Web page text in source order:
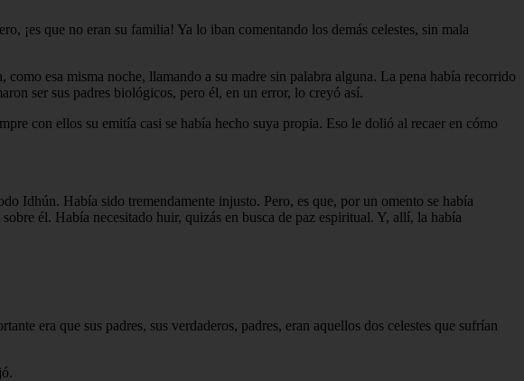
¡es que no eran su familia! Ya lo iban comentando los demás celestes, sin mala
esa misma noche, llamando a su madre sin palabra alguna. La pena había recorrido
ser sus padres biológicos, pero él, en un error, lo creyó así.
con ellos su emitía casi se había hecho suya propia. Eso le dolió al recaer en cómo
Idhún. Había sido tremendamente injusto. Pero, es que, por un omento se había
él. Había necesitado huir, quizás en busca de paz espiritual. Y, allí, la había
era que sus padres, sus verdaderos, padres, eran aquellos dos celestes que sufrían